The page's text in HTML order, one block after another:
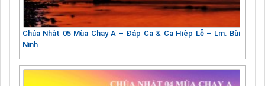
Chúa Nhật 05 Mùa Chay A – Đáp Ca & Ca Hiệp Lễ – Lm. Bùi
Ninh